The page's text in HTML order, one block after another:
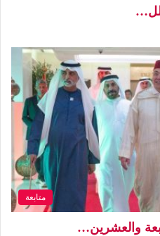
متابعة
والعشرين…